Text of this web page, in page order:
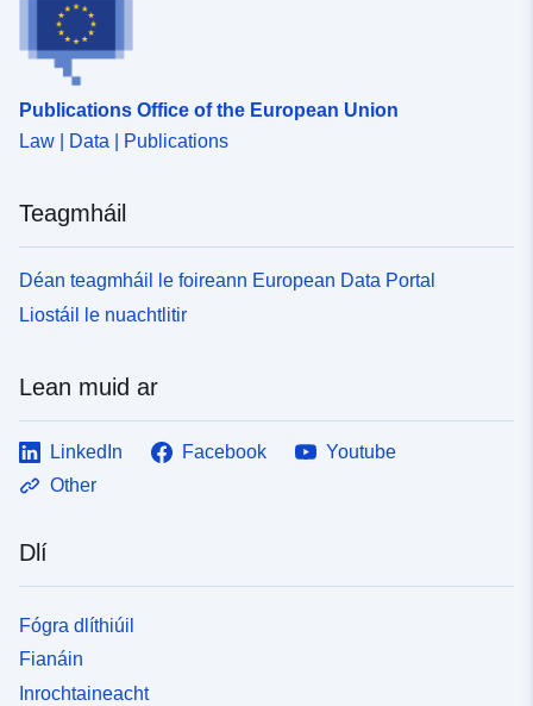
Publications Office of the European Union
Law | Data | Publications
Teagmháil
Déan teagmháil le foireann European Data Portal
Liostáil le nuachtlitir
Lean muid ar
LinkedIn Facebook
Youtube
Other
Dlí
Fógra dlíthiúil
Fianáin
Inrochtaineacht